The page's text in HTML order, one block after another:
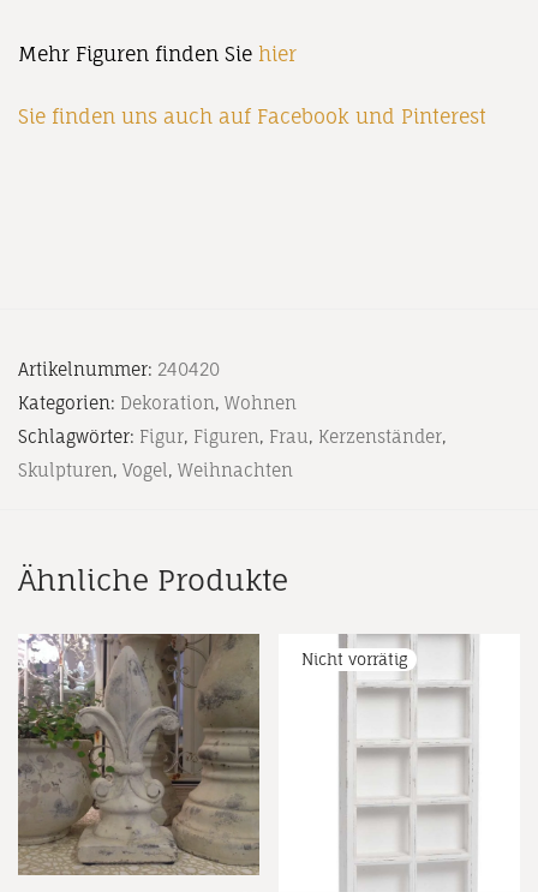
Mehr Figuren finden Sie hier
Sie finden uns auch auf Facebook und Pinterest
Artikelnummer: 240420
Kategorien: Dekoration, Wohnen
Schlagwörter: Figur, Figuren, Frau, Kerzenständer,
Skulpturen, Vogel , Weihnachten
Ähnliche Produkte